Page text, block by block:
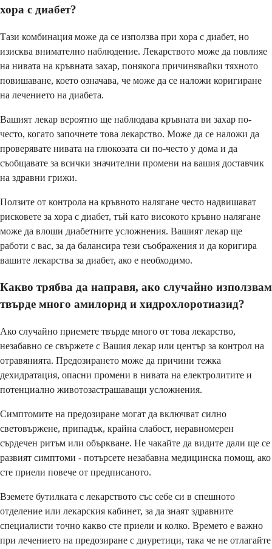
хора с диабет?
Тази комбинация може да се използва при хора с диабет, но
изисква внимателно наблюдение. Лекарството може да повлияе
на нивата на кръвната захар, понякога причинявайки тяхното
повишаване, което означава, че може да се наложи коригиране
на лечението на диабета.
Вашият лекар вероятно ще наблюдава кръвната ви захар по-
често, когато започнете това лекарство. Може да се наложи да
проверявате нивата на глюкозата си по-често у дома и да
съобщавате за всички значителни промени на вашия доставчик
на здравни грижи.
Ползите от контрола на кръвното налягане често надвишават
рисковете за хора с диабет, тъй като високото кръвно налягане
може да влоши диабетните усложнения. Вашият лекар ще
работи с вас, за да балансира тези съображения и да коригира
вашите лекарства за диабет, ако е необходимо.
Какво трябва да направя, ако случайно използвам
твърде много амилорид и хидрохлоротиазид?
Ако случайно приемете твърде много от това лекарство,
незабавно се свържете с Вашия лекар или център за контрол на
отравянията. Предозирането може да причини тежка
дехидратация, опасни промени в нивата на електролитите и
потенциално животозастрашаващи усложнения.
Симптомите на предозиране могат да включват силно
световържене, припадък, крайна слабост, неравномерен
сърдечен ритъм или объркване. Не чакайте да видите дали ще се
развият симптоми - потърсете незабавна медицинска помощ, ако
сте приели повече от предписаното.
Вземете бутилката с лекарството със себе си в спешното
отделение или лекарския кабинет, за да знаят здравните
специалисти точно какво сте приели и колко. Времето е важно
при лечението на предозиране с диуретици, така че не отлагайте